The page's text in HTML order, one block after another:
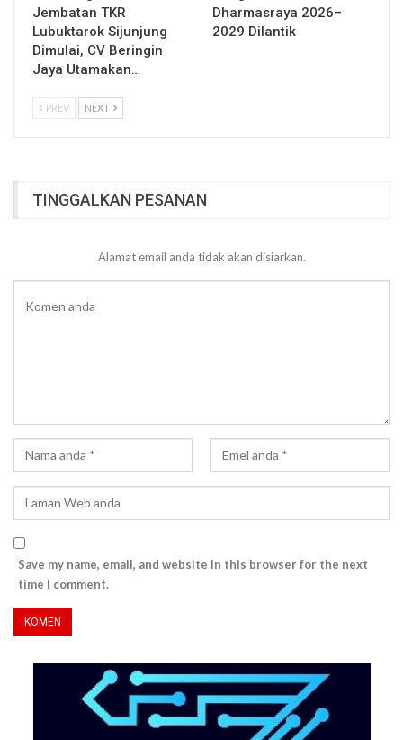
Jembatan TKR
Lubuktarok Sijunjung
Dimulai, CV Beringin
Jaya Utamakan…
Dharmasraya 2026–
2029 Dilantik
PREV NEXT
TINGGALKAN PESANAN
Alamat email anda tidak akan disiarkan.
Save my name, email, and website in this browser for the next
time I comment.